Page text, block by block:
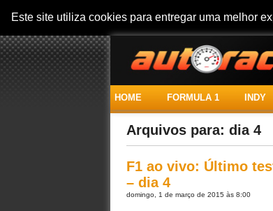
Este site utiliza cookies para entregar uma melhor
HOME FORMULA 1 INDY
Arquivos para: dia 4
F1 ao vivo: Último
– dia 4
domingo, 1 de março de 2015 às 8:00